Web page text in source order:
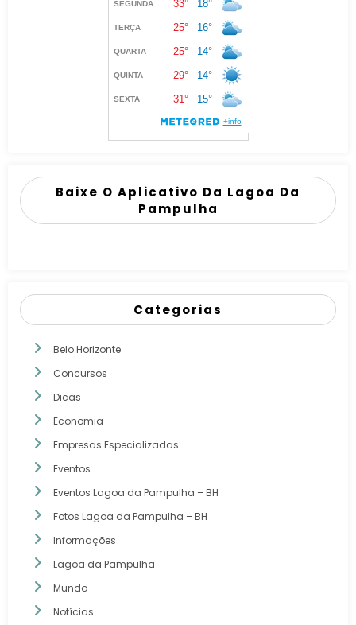
Baixe O Aplicativo Da Lagoa Da
Pampulha
Categorias
Belo Horizonte
Concursos
Dicas
Economia
Empresas Especializadas
Eventos
Eventos Lagoa da Pampulha – BH
Fotos Lagoa da Pampulha – BH
Informações
Lagoa da Pampulha
Mundo
Notícias